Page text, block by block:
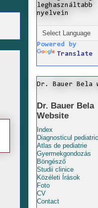
leghasználtabb
nyelvein
Powered by
Translate
Dr. Bauer Bela
Dr. Bauer Bela
Website
Index
Diagnosticul pediatric
Atlas de pediatrie
Gyermekgondozás
Böngésző
Studii clinice
Közéleti Írások
Foto
CV
Contact